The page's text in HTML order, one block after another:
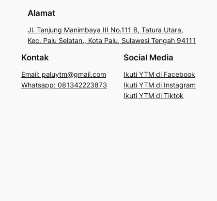
Alamat
Jl. Tanjung Manimbaya III No.111 B, Tatura Utara,
Kec. Palu Selatan., Kota Palu, Sulawesi Tengah 94111
Kontak
Email: paluytm@gmail.com
Whatsapp: 081342223873
Social Media
Ikuti YTM di Facebook
Ikuti YTM di Instagram
Ikuti YTM di Tiktok